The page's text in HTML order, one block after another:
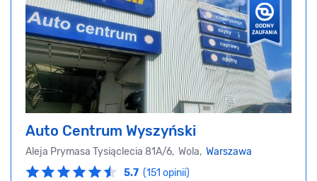
Auto Centrum Wyszyński
Aleja Prymasa Tysiąclecia 81A/6, Wola, Warszawa
5.7 (151 opinii)